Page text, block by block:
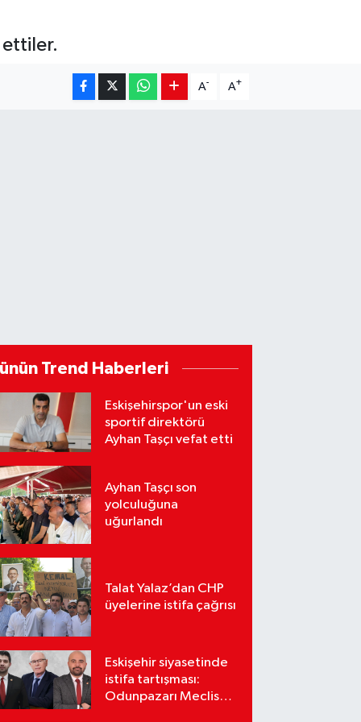
ettiler.
A- A+
Trend Haberleri
Eskişehirspor'un eski
sportif direktörü
Ayhan Taşçı vefat etti
Ayhan Taşçı son
yolculuğuna
uğurlandı
Talat Yalaz’dan CHP
üyelerine istifa çağrısı
Eskişehir siyasetinde
istifa tartışması:
Odunpazarı Meclis